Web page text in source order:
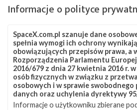
Pełne nagranie ze startu i lądowania
Informacje o polityce
SpaceX.com.pl szanuje dane
spełnia wymogi ich ochrony
obowiązujących przepisów prawa, a
Rozporządzenia Parlamentu
2016/679 z dnia 27 kwietnia 2016 r.
osób fizycznych w związku z
osobowych i w sprawie swobodnego
danych oraz uchylenia dyrektywy
Informacje o użytkowniku zbierane